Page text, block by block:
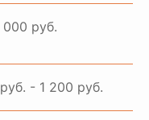
000 руб.
- 1 200 руб.